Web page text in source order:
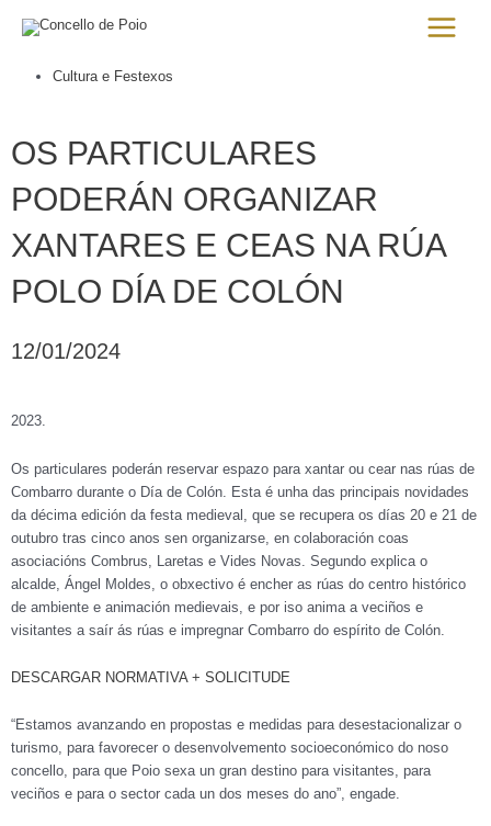
Main
Cultura e Festexos
OS PARTICULARES
PODERÁN ORGANIZAR
XANTARES E CEAS NA RÚA
POLO DÍA DE COLÓN
12/01/2024
2023.
Os particulares poderán reservar espazo para xantar ou cear nas rúas de
Combarro durante o Día de Colón. Esta é unha das principais novidades
da décima edición da festa medieval, que se recupera os días 20 e 21 de
outubro tras cinco anos sen organizarse, en colaboración coas
asociacións Combrus, Laretas e Vides Novas. Segundo explica o
alcalde, Ángel Moldes, o obxectivo é encher as rúas do centro histórico
de ambiente e animación medievais, e por iso anima a veciños e
visitantes a saír ás rúas e impregnar Combarro do espírito de Colón.
DESCARGAR NORMATIVA + SOLICITUDE
“Estamos avanzando en propostas e medidas para desestacionalizar o
turismo, para favorecer o desenvolvemento socioeconómico do noso
concello, para que Poio sexa un gran destino para visitantes, para
veciños e para o sector cada un dos meses do ano”, engade.